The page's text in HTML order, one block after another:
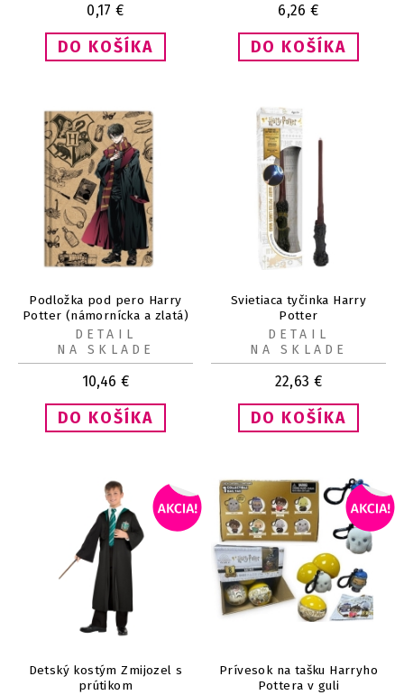
0,17 € 6,26 €
Podložka pod pero Harry
Potter (námornícka a zlatá)
10,46 €
DETAIL
NA SKLADE
Svietiaca tyčinka Harry
Potter
22,63 €
DETAIL
NA SKLADE
Detský kostým Zmijozel s
prútikom
Prívesok na tašku Harryho
Pottera v guli